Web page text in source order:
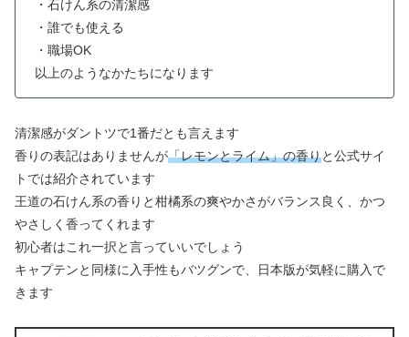
・石けん系の清潔感
・誰でも使える
・職場OK
以上のようなかたちになります
清潔感がダントツで1番だとも言えます
香りの表記はありませんが「レモンとライム」の香りと公式サイ
トでは紹介されています
王道の石けん系の香りと柑橘系の爽やかさがバランス良く、かつ
やさしく香ってくれます
初心者はこれ一択と言っていいでしょう
キャプテンと同様に入手性もバツグンで、日本版が気軽に購入で
きます